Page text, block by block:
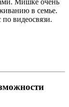
Мишке очень
в семье.
видеосвязи.